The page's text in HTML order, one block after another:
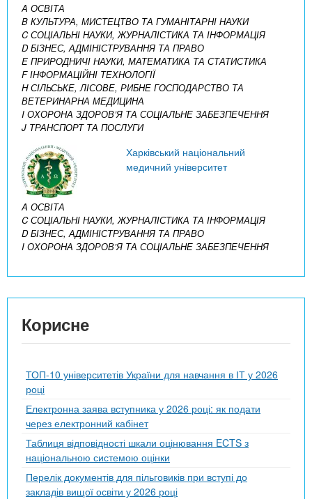
A ОСВІТА
B КУЛЬТУРА, МИСТЕЦТВО ТА ГУМАНІТАРНІ НАУКИ
C СОЦІАЛЬНІ НАУКИ, ЖУРНАЛІСТИКА ТА ІНФОРМАЦІЯ
D БІЗНЕС, АДМІНІСТРУВАННЯ ТА ПРАВО
E ПРИРОДНИЧІ НАУКИ, МАТЕМАТИКА ТА СТАТИСТИКА
F ІНФОРМАЦІЙНІ ТЕХНОЛОГІЇ
H СІЛЬСЬКЕ, ЛІСОВЕ, РИБНЕ ГОСПОДАРСТВО ТА
ВЕТЕРИНАРНА МЕДИЦИНА
I ОХОРОНА ЗДОРОВ’Я ТА СОЦІАЛЬНЕ ЗАБЕЗПЕЧЕННЯ
J ТРАНСПОРТ ТА ПОСЛУГИ
Харківський національний
медичний університет
A ОСВІТА
C СОЦІАЛЬНІ НАУКИ, ЖУРНАЛІСТИКА ТА ІНФОРМАЦІЯ
D БІЗНЕС, АДМІНІСТРУВАННЯ ТА ПРАВО
I ОХОРОНА ЗДОРОВ’Я ТА СОЦІАЛЬНЕ ЗАБЕЗПЕЧЕННЯ
Корисне
ТОП-10 університетів України для навчання в ІТ у 2026
році
Електронна заява вступника у 2026 році: як подати
через електронний кабінет
Таблиця відповідності шкали оцінювання ECTS з
національною системою оцінки
Перелік документів для пільговиків при вступі до
закладів вищої освіти у 2026 році